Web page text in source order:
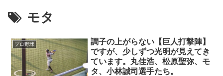
モタ
プロ野球
調子の上がらない【巨人打撃陣】
ですが、少しずつ光明が見えてき
ています。丸佳浩、松原聖弥、モ
タ、小林誠司選手たち。